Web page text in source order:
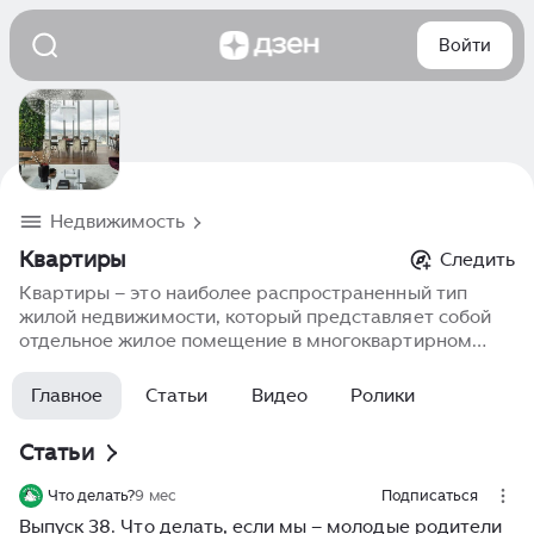
Войти
Недвижимость
Квартиры
Следить
Квартиры – это наиболее распространенный тип
жилой недвижимости, который представляет собой
отдельное жилое помещение в многоквартирном
однокомнатных до многокомнатных, и
предназначены для проживания одной семьи или
арендованы или переданы по наследству.
Современные квартиры оснащаются необходимыми
коммуникациями, удобной планировкой и
Главное Статьи Видео Ролики
Статьи
Что делать?9 мес Подписаться
Выпуск 38. Что делать, если мы – молодые родители